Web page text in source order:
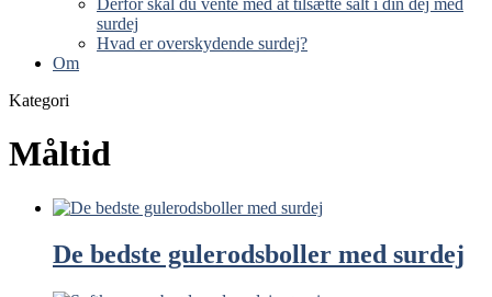
surdej
Hvad er overskydende surdej?
Om
Kategori
Måltid
De bedste gulerodsboller med surdej